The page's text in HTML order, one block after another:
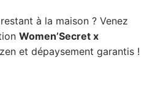
à la maison ? Venez
Women’Secret x
et dépaysement garantis !